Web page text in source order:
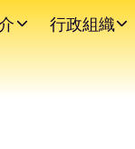
行政組織